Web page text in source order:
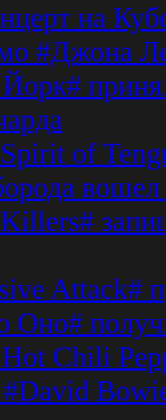
на
#Джона
of
Attack#
Оно#
Chili
#David